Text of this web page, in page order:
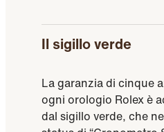
Il sigillo verde
La garanzia di cinque
ogni orologio Rolex è
dal sigillo verde, che